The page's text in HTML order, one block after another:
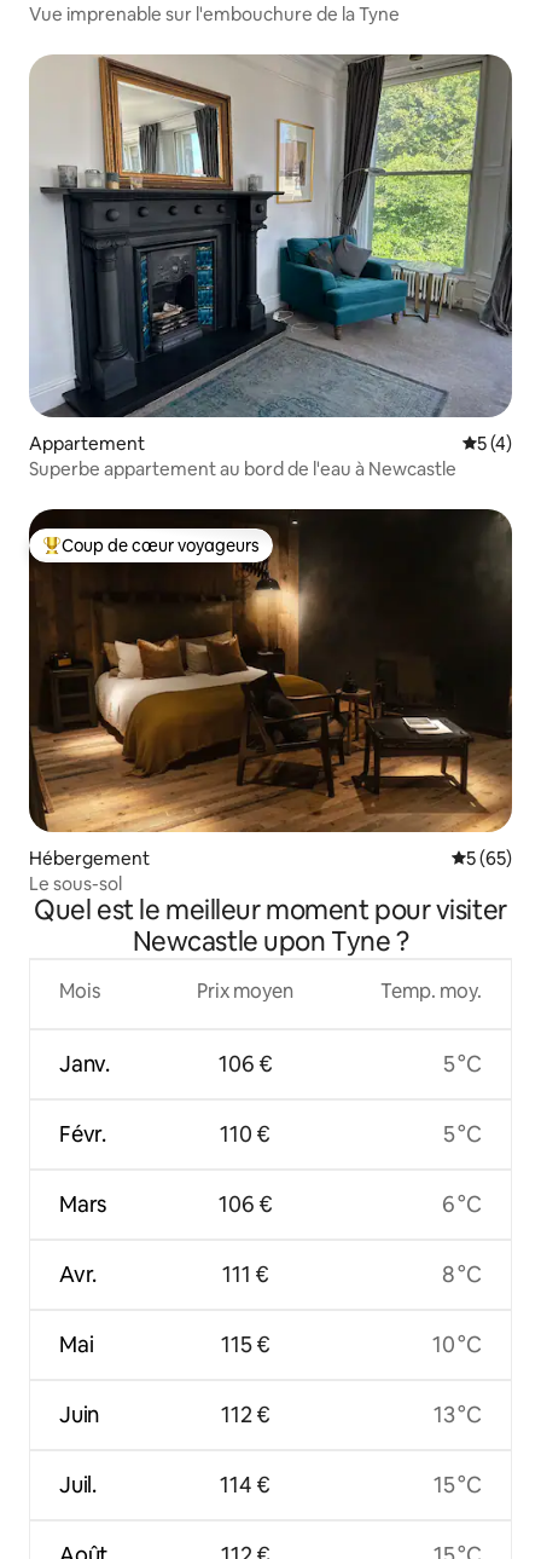
Vue imprenable sur l'embouchure de la Tyne
Appartement
5 (4)
Superbe appartement au bord de l'eau à Newcastle
Coups de cœur voyageurs les plus appréciés
Coup de cœur voyageurs
Hébergement
5 (65)
Le sous-sol
Quel est le meilleur moment pour visiter
Newcastle upon Tyne ?
Mois
Janv.
Févr.
Mars
Avr.
Mai
Juin
Juil.
Prix moyen
106 €
110 €
106 €
111 €
115 €
112 €
114 €
Temp. moy.
5 °C
5 °C
6 °C
8 °C
10 °C
13 °C
15 °C